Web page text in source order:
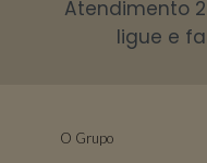
Atendimento
ligue e
O Grupo